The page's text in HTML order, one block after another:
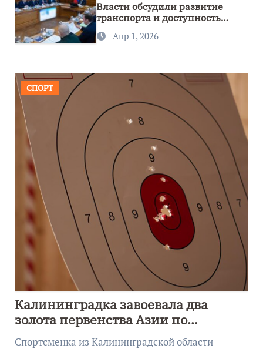
Власти обсудили развитие
транспорта и доступность
региона
Апр 1, 2026
СПОРТ
Калининградка завоевала два
золота первенства Азии по
метанию ножа
Спортсменка из Калининградской области